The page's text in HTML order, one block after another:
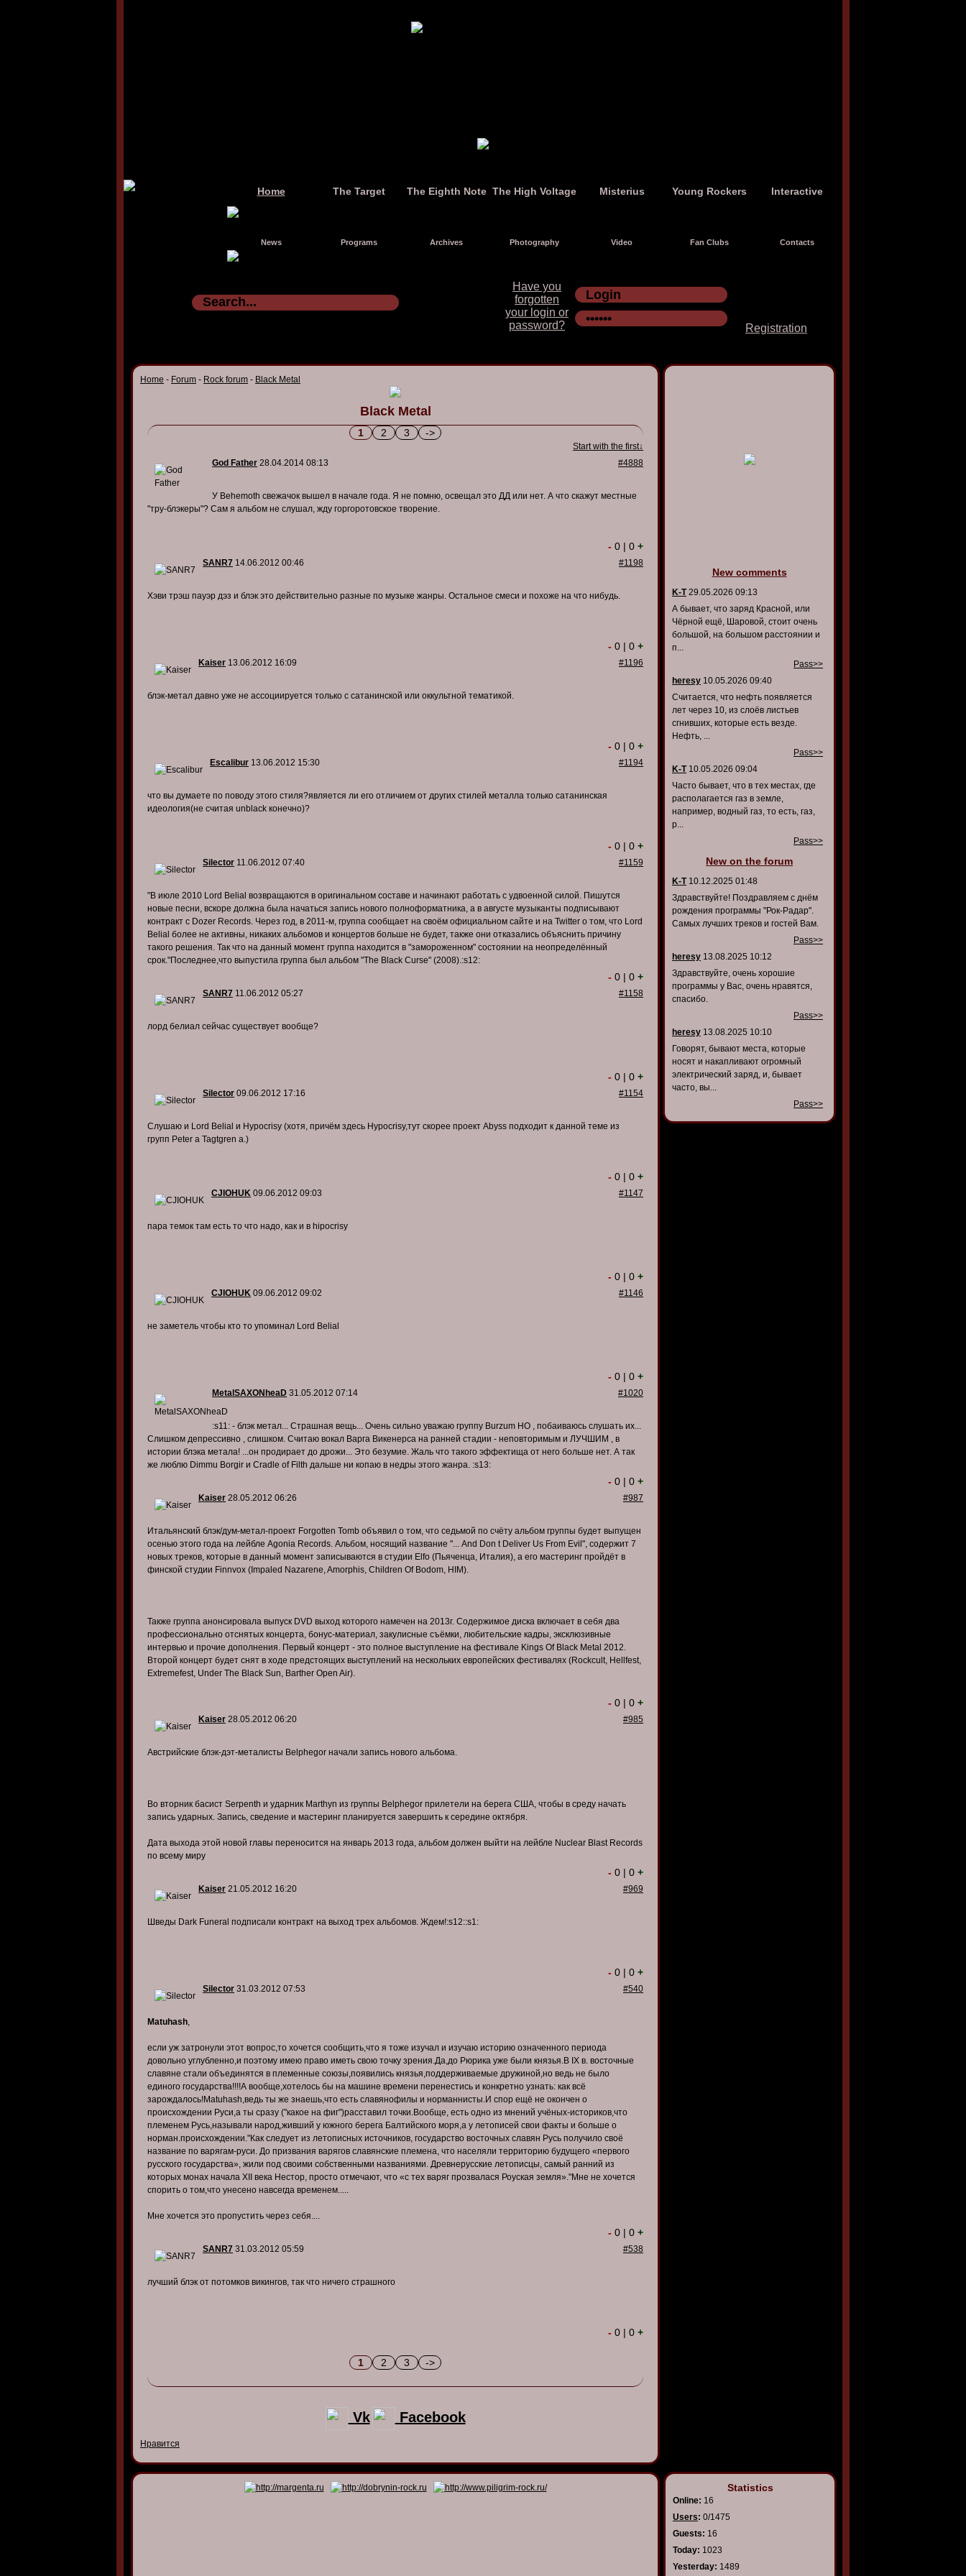
Home The Target The Eighth Note The High Voltage Misterius Young Rockers Interactive
News Programs Archives Photography Video Fan Clubs Contacts
Have you
forgotten
your login or
password?
Registration
Home - Forum - Rock forum - Black Metal
Black Metal
1 2 3 ->
Start with the first↓
God Father 28.04.2014 08:13 #4888
У Behemoth свежачок вышел в начале года. Я не помню, освещал это ДД или нет. А что скажут местные
"тру-блэкеры"? Сам я альбом не слушал, жду горгоротовское творение.
- 0 | 0 +
SANR7 14.06.2012 00:46 #1198
Хэви трэш пауэр дэз и блэк это действительно разные по музыке жанры. Остальное смеси и похоже на что нибудь.
- 0 | 0 +
Kaiser 13.06.2012 16:09 #1196
блэк-метал давно уже не ассоциируется только с сатанинской или оккультной тематикой.
- 0 | 0 +
Escalibur 13.06.2012 15:30 #1194
что вы думаете по поводу этого стиля?является ли его отличием от других стилей металла только сатанинская
идеология(не считая unblack конечно)?
- 0 | 0 +
Silector 11.06.2012 07:40 #1159
"В июле 2010 Lord Belial возвращаются в оригинальном составе и начинают работать с удвоенной силой. Пишутся
новые песни, вскоре должна была начаться запись нового полноформатника, а в августе музыканты подписывают
контракт с Dozer Records. Через год, в 2011-м, группа сообщает на своём официальном сайте и на Twitter о том, что Lord
Belial более не активны, никаких альбомов и концертов больше не будет, также они отказались объяснить причину
такого решения. Так что на данный момент группа находится в "замороженном" состоянии на неопределённый
срок."Последнее,что выпустила группа был альбом "The Black Curse" (2008).:s12:
- 0 | 0 +
SANR7 11.06.2012 05:27 #1158
лорд белиал сейчас существует вообще?
- 0 | 0 +
Silector 09.06.2012 17:16 #1154
Слушаю и Lord Belial и Hypocrisy (хотя, причём здесь Hypocrisy,тут скорее проект Abyss подходит к данной теме из
групп Peter a Tagtgren a.)
- 0 | 0 +
CJIOHUK 09.06.2012 09:03 #1147
пара темок там есть то что надо, как и в hipocrisy
- 0 | 0 +
CJIOHUK 09.06.2012 09:02 #1146
не заметель чтобы кто то упоминал Lord Belial
- 0 | 0 +
MetalSAXONheaD 31.05.2012 07:14 #1020
:s11: - блэк метал... Страшная вещь... Очень сильно уважаю группу Burzum НО , побаиваюсь слушать их...
Слишком депрессивно , слишком. Считаю вокал Варга Викенерса на ранней стадии - неповторимым и ЛУЧШИМ , в
истории блэка метала! ...он продирает до дрожи... Это безумие. Жаль что такого эффектища от него больше нет. А так
же люблю Dimmu Borgir и Cradle of Filth дальше ни копаю в недры этого жанра. :s13:
- 0 | 0 +
Kaiser 28.05.2012 06:26 #987
Итальянский блэк/дум-метал-проект Forgotten Tomb объявил о том, что седьмой по счёту альбом группы будет выпущен
осенью этого года на лейбле Agonia Records. Альбом, носящий название "... And Don t Deliver Us From Evil", содержит 7
новых треков, которые в данный момент записываются в студии Elfo (Пьяченца, Италия), а его мастеринг пройдёт в
финской студии Finnvox (Impaled Nazarene, Amorphis, Children Of Bodom, HIM).
Также группа анонсировала выпуск DVD выход которого намечен на 2013г. Содержимое диска включает в себя два
профессионально отснятых концерта, бонус-материал, закулисные съёмки, любительские кадры, эксклюзивные
интервью и прочие дополнения. Первый концерт - это полное выступление на фестивале Kings Of Black Metal 2012.
Второй концерт будет снят в ходе предстоящих выступлений на нескольких европейских фестивалях (Rockcult, Hellfest,
Extremefest, Under The Black Sun, Barther Open Air).
- 0 | 0 +
Kaiser 28.05.2012 06:20 #985
Австрийские блэк-дэт-металисты Belphegor начали запись нового альбома.
Во вторник басист Serpenth и ударник Marthyn из группы Belphegor прилетели на берега США, чтобы в среду начать
запись ударных. Запись, сведение и мастеринг планируется завершить к середине октября.
Дата выхода этой новой главы переносится на январь 2013 года, альбом должен выйти на лейбле Nuclear Blast Records
по всему миру
- 0 | 0 +
Kaiser 21.05.2012 16:20 #969
Шведы Dark Funeral подписали контракт на выход трех альбомов. Ждем!:s12::s1:
- 0 | 0 +
Silector 31.03.2012 07:53 #540
Matuhash,
если уж затронули этот вопрос,то хочется сообщить,что я тоже изучал и изучаю историю означенного периода
довольно углубленно,и поэтому имею право иметь свою точку зрения.Да,до Рюрика уже были князья.В IX в. восточные
славяне стали объединятся в племенные союзы,появились князья,поддерживаемые дружиной,но ведь не было
единого государства!!!!А вообще,хотелось бы на машине времени перенестись и конкретно узнать: как всё
зарождалось!Matuhash,ведь ты же знаешь,что есть славянофилы и норманнисты.И спор ещё не окончен о
происхождении Руси,а ты сразу ("какое на фиг")расставил точки.Вообще, есть одно из мнений учёных-историков,что
племенем Русь,называли народ,живший у южного берега Балтийского моря,а у летописей свои факты и больше о
норман.происхождении."Как следует из летописных источников, государство восточных славян Русь получило своё
название по варягам-руси. До призвания варягов славянские племена, что населяли территорию будущего «первого
русского государства», жили под своими собственными названиями. Древнерусские летописцы, самый ранний из
которых монах начала XII века Нестор, просто отмечают, что «с тех варяг прозвалася Роуская земля»."Мне не хочется
спорить о том,что унесено навсегда временем.....
Мне хочется это пропустить через себя....
- 0 | 0 +
SANR7 31.03.2012 05:59 #538
лучший блэк от потомков викингов, так что ничего страшного
- 0 | 0 +
1 2 3 ->
Vk Facebook
Нравится
New comments
K-T29.05.2026 09:13
А бывает, что заряд Красной, или
Чёрной ещё, Шаровой, стоит очень
большой, на большом расстоянии и
п...
Pass>>
heresy 10.05.2026 09:40
Считается, что нефть появляется
лет через 10, из слоёв листьев
сгнивших, которые есть везде.
Нефть, ...
Pass>>
K-T10.05.2026 09:04
Часто бывает, что в тех местах, где
располагается газ в земле,
например, водный газ, то есть, газ,
р...
Pass>>
New on the forum
K-T10.12.2025 01:48
Здравствуйте! Поздравляем с днём
рождения программы "Рок-Радар".
Самых лучших треков и гостей Вам.
Pass>>
heresy 13.08.2025 10:12
Здравствуйте, очень хорошие
программы у Вас, очень нравятся,
спасибо.
Pass>>
heresy 13.08.2025 10:10
Говорят, бывают места, которые
носят и накапливают огромный
электрический заряд, и, бывает
часто, вы...
Pass>>
Statistics
Online: 16
Users: 0/1475
Guests: 16
Today: 1023
Yesterday: 1489